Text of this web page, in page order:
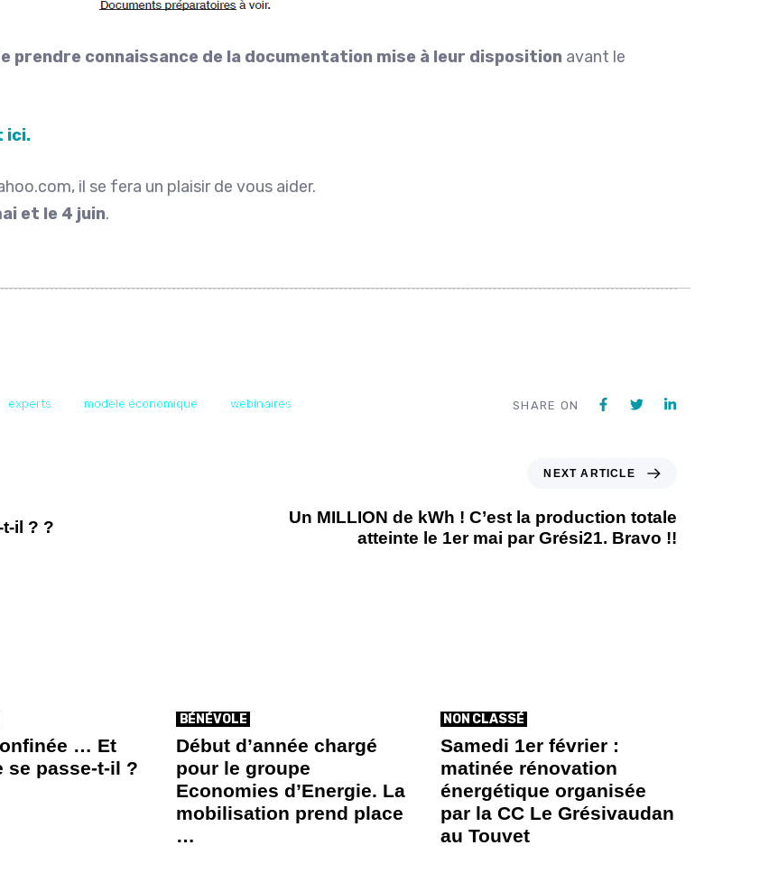
prendre connaissance de la documentation mise à leur disposition avant le
ici.
il se fera un plaisir de vous aider.
et le 4 juin.
experts modèle économique webinaires SHARE ON
il ? ?
NEXT ARTICLE
Un MILLION de kWh ! C’est la production totale
atteinte le 1er mai par Grési21. Bravo !!
… Et
se passe-t-il ?
BÉNÉVOLE
Début d’année chargé
pour le groupe
Economies d’Energie. La
mobilisation prend place
…
NON CLASSÉ
Samedi 1er février :
matinée rénovation
énergétique organisée
par la CC Le Grésivaudan
au Touvet